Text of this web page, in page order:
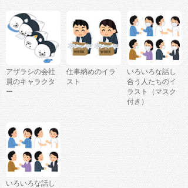
アザラシの会社
員のキャラクタ
ー
仕事納めのイラ
スト
いろいろな話し
合う人たちのイ
ラスト（マスク
付き）
いろいろな話し